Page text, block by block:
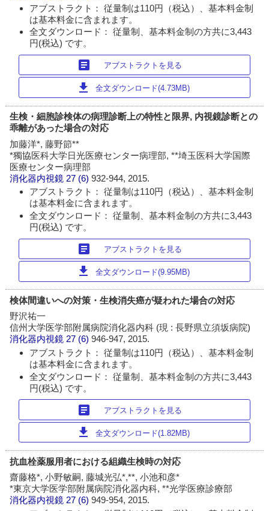
アブストラクト： 従量制は110円（税込）、基本料金制
は基本料金に含まれます。
全文ダウンロード： 従量制、基本料金制の方共に3,443
円(税込) です。
article アブストラクトを見る
download 全文ダウンロード(4.73MB)
生検・細胞診検体の病理診断上の特性と限界, 内視鏡診断との
乖離があった場合の対応
加藤洋*, 藤野節**
*獨協医科大学日光医療センター病理部, **埼玉医科大学国際
医療センター病理部
消化器内視鏡 27 (6)932-944, 2015.
アブストラクト： 従量制は110円（税込）、基本料金制
は基本料金に含まれます。
全文ダウンロード： 従量制、基本料金制の方共に3,443
円(税込) です。
article アブストラクトを見る
download 全文ダウンロード(9.95MB)
検体間違いへの対策・生検消失癌が疑われた場合の対応
野沢祐一
信州大学医学部附属病院消化器内科 (現 : 長野県立須坂病院)
消化器内視鏡 27 (6)946-947, 2015.
アブストラクト： 従量制は110円（税込）、基本料金制
は基本料金に含まれます。
全文ダウンロード： 従量制、基本料金制の方共に3,443
円(税込) です。
article アブストラクトを見る
download 全文ダウンロード(1.82MB)
抗血栓薬服用者における組織生検時の対応
齋藤格*, 小野敏嗣, 藤城光弘*,**, 小池和彦*
*東京大学医学部附属病院消化器内科, **光学医療診療部
消化器内視鏡 27 (6)949-954, 2015.